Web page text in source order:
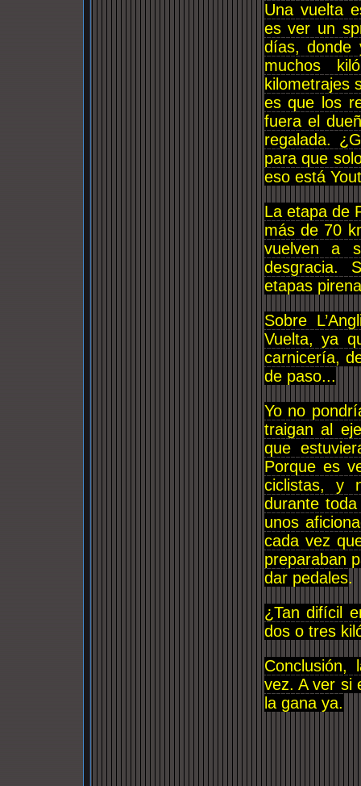
Una vuelta
es ver un
días, donde
muchos
kilometrajes
es que los
fuera el
regalada.
para que
eso está
La etapa de
más de 70
vuelven a
desgracia.
etapas
Sobre
Vuelta, ya
carnicería,
de paso...
Yo no
traigan al
que
Porque es
ciclistas, y
durante
unos
cada vez
preparaban
dar pedales.
¿Tan difícil
dos o tres
vez. A ver si
la gana ya.